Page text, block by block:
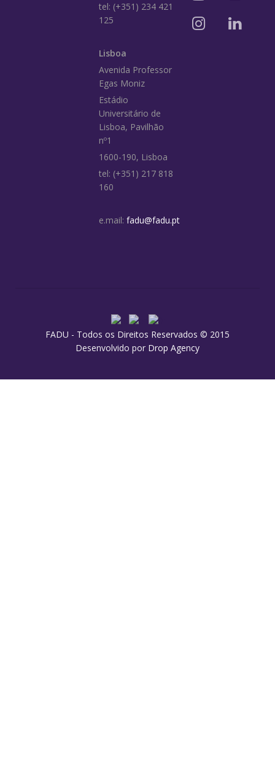
tel: (+351) 234 421
125
Lisboa
Avenida Professor
Egas Moniz
Estádio
Universitário de
Lisboa, Pavilhão
nº1
1600-190, Lisboa
tel: (+351) 217 818
160
e.mail: fadu@fadu.pt
FADU - Todos os Direitos Reservados © 2015
Desenvolvido por Drop Agency